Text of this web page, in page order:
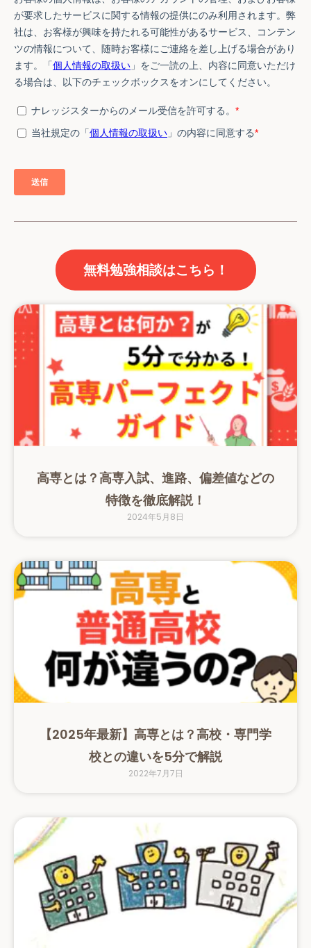
無料勉強相談はこちら！
高専とは？高専入試、進路、偏差値などの
特徴を徹底解説！
2024年5月8日
【2025年最新】高専とは？高校・専門学
校との違いを5分で解説
2022年7月7日